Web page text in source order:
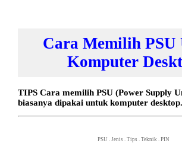
Cara Memilih PSU
Komputer
TIPS Cara memilih PSU (Power Supply
biasanya dipakai untuk komputer desktop.
PSU Jenis Tips Teknik PIN